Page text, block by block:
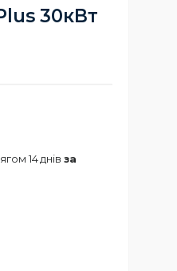
30кВт
14 днів за